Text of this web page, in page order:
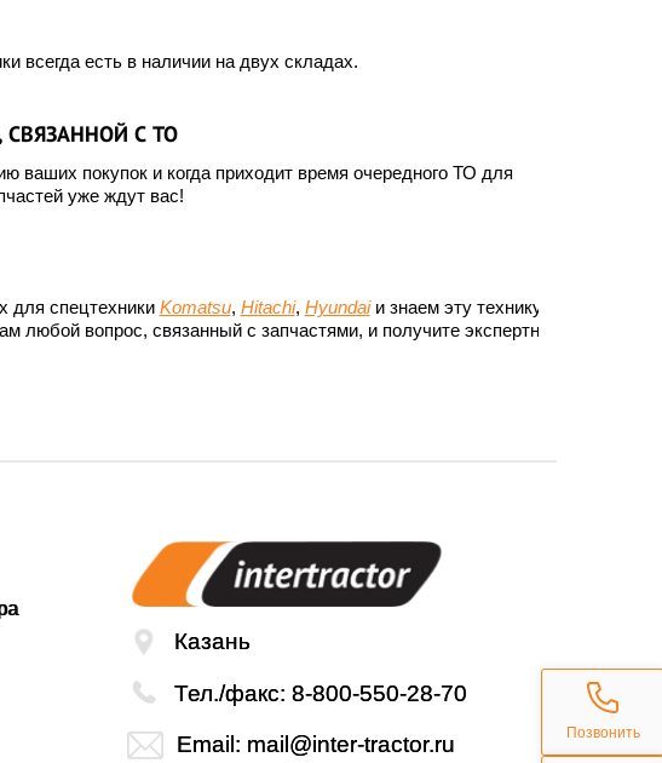
всегда есть в наличии на двух складах.
С ТО
ваших покупок и когда приходит время очередного ТО для
уже ждут вас!
для спецтехники Komatsu, Hitachi, Hyundaiи знаем эту технику до
любой вопрос, связанный с запчастями, и получите экспертный
Казань
Тел./факс: 8-800-550-28-70
Email: mail@inter-tractor.ru Позвонить